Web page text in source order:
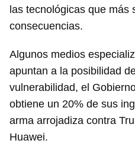
las tecnológicas que más
consecuencias.
Algunos medios
apuntan a la posibilidad
vulnerabilidad, el
obtiene un 20% de sus
arma arrojadiza contra
Huawei.